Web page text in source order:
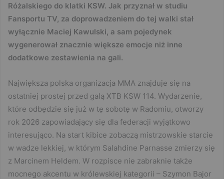
Różalskiego do klatki KSW. Jak przyznał w studiu
Fansportu TV, za doprowadzeniem do tej walki stał
wyłącznie Maciej Kawulski, a sam pojedynek
wygenerował znacznie większe emocje niż inne
dodatkowe zestawienia na gali.
Największa polska organizacja MMA znajduje się na
ostatniej prostej przed galą XTB KSW 114. Wydarzenie,
które odbędzie się już w tę sobotę w Radomiu, otworzy
rok 2026 zapowiadający się dla federacji wyjątkowo
interesująco. Na start kibice zobaczą mistrzowskie starcie
w wadze lekkiej, w którym Salahdine Parnasse zmierzy się
z Marcinem Heldem. W rozpisce nie zabraknie także
mocnego akcentu w królewskiej kategorii – Szymon Bajor